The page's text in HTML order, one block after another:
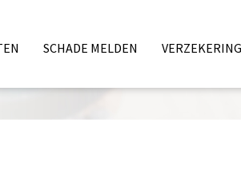
SCHADE MELDEN VERZEKERING